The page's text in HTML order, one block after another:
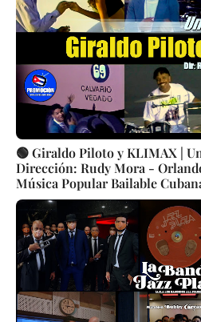
🟢 Giraldo Piloto y KLIMAX |
Dirección: Rudy Mora -
Música Popular Bailable
Canción | CUBA